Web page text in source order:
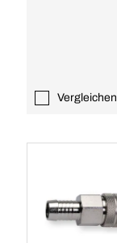
Vergleichen